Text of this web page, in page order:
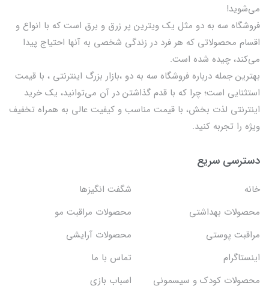
می‌شوید!
فروشگاه سه به دو مثل یک ویترین پر زرق و برق است که با انواع و
اقسام محصولاتی که هر فرد در زندگی شخصی به آنها احتیاج پیدا
می‌کند، چیده شده است.
بهترين جمله درباره فروشگاه سه به دو ،بازار بزرگ اینترنتی ، با قيمت
استثنايي است؛ چرا که با قدم گذاشتن در آن می‌توانید، یک خرید
اینترنتی لذت بخش، با قیمت مناسب و کیفیت عالی به همراه تخفیف
ویژه را تجربه کنید.
دسترسی سریع
خانه
شگفت انگيزها
محصولات بهداشتي
محصولات مراقبت مو
مراقبت پوستی
محصولات آرایشی
اینستاگرام
تماس با ما
محصولات کودک و سیسمونی
اسباب بازی